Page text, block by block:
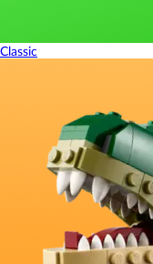
Classic